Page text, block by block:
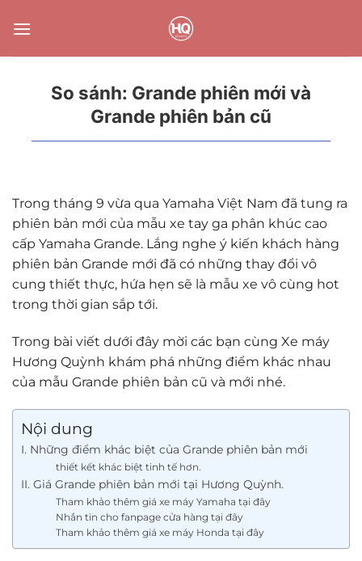
qua
So sánh: Grande phiên mới và
Grande phiên bản cũ
Trong tháng 9 vừa qua Yamaha Việt Nam đã tung ra
phiên bản mới của mẫu xe tay ga phân khúc cao
cấp Yamaha Grande. Lắng nghe ý kiến khách hàng
phiên bản Grande mới đã có những thay đổi vô
cung thiết thực, hứa hẹn sẽ là mẫu xe vô cùng hot
trong thời gian sắp tới.
Trong bài viết dưới đây mời các bạn cùng Xe máy
Hương Quỳnh khám phá những điểm khác nhau
của mẫu Grande phiên bản cũ và mới nhé.
Nội dung
I. Những điểm khác biệt của Grande phiên bản mới
thiết kết khác biệt tinh tế hơn.
II. Giá Grande phiên bản mới tại Hương Quỳnh.
Tham khảo thêm giá xe máy Yamaha tại đây
Nhắn tin cho fanpage cửa hàng tại đây
Tham khảo thêm giá xe máy Honda tại đây